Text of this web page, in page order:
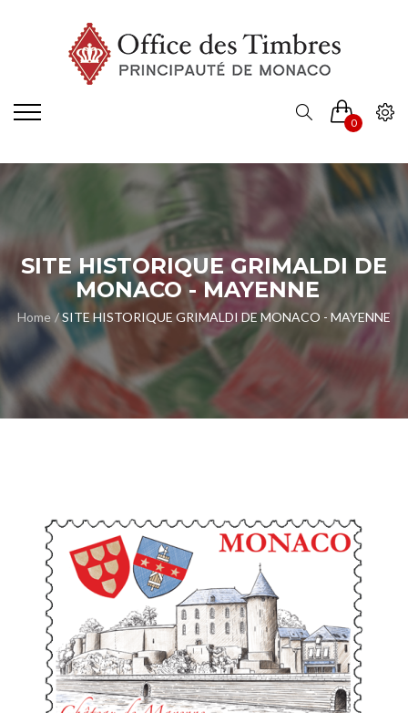
0
SITE HISTORIQUE GRIMALDI DE
MONACO - MAYENNE
Home SITE HISTORIQUE GRIMALDI DE MONACO - MAYENNE